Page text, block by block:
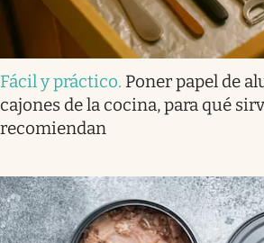
Fácil y práctico. Poner papel de
cajones de la cocina, para qué
recomiendan